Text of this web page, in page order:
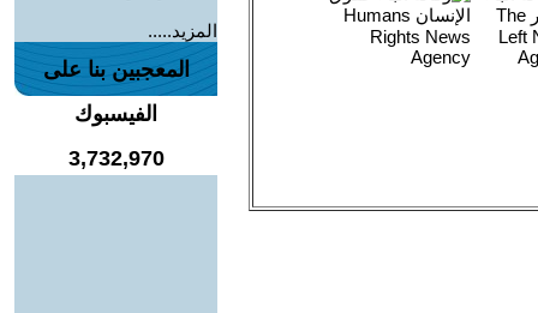
المزيد.....
المعجبين بنا على
الفيسبوك
3,732,970